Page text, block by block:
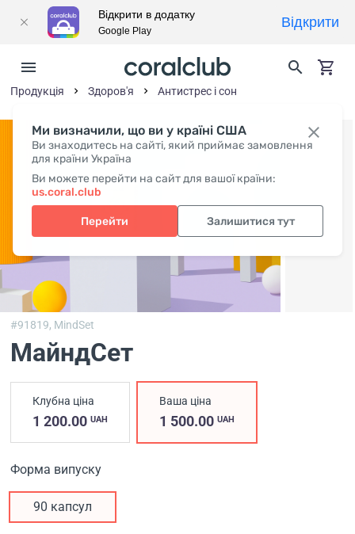
Ми визначили, що ви у країні США
Ви знаходитесь на сайті, який приймає замовлення
для країни Україна
Ви можете перейти на сайт для вашої країни:
us.coral.club
Перейти Залишитися тут
Продукція Здоров'я Антистрес і сон
#91819, MindSet
МайндСет
Клубна ціна
1 200.00 UAH
Ваша ціна
1 500.00UAH
Форма випуску
90 капсул
Відкрити в додатку
Google Play
Відкрити